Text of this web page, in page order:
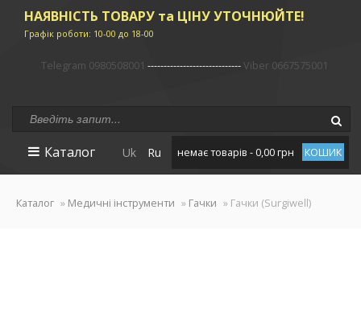
НАЯВНІСТЬ ТОВАРУ та ЦІНУ УТОЧНЮЙТЕ!
Графік роботи: 10-00 до 18-00
Telegram 0980508001 -----------------------------Viber 0667575001
Uk Ru немає товарів - 0,00 грн КОШИК
Каталог
Каталог » Медичні інструменти » Гачки » Гачки (Surgiwell)